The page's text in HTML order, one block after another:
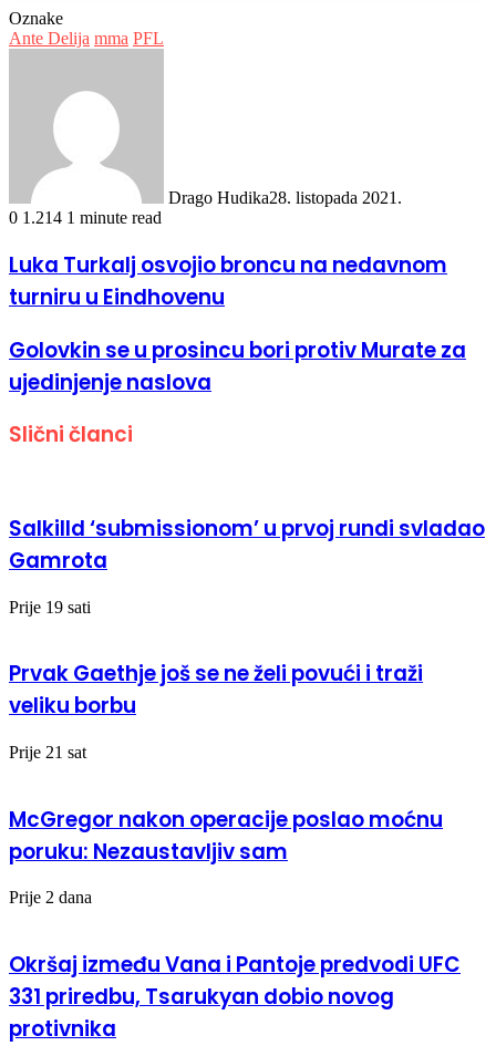
Oznake
Ante Delija mma PFL
Drago Hudika28. listopada 2021.
0 1.214 1 minute read
Luka Turkalj osvojio broncu na nedavnom
turniru u Eindhovenu
Golovkin se u prosincu bori protiv Murate za
ujedinjenje naslova
Slični članci
Salkilld ‘submissionom’ u prvoj rundi svladao
Gamrota
Prije 19 sati
Prvak Gaethje još se ne želi povući i traži
veliku borbu
Prije 21 sat
McGregor nakon operacije poslao moćnu
poruku: Nezaustavljiv sam
Prije 2 dana
Okršaj između Vana i Pantoje predvodi UFC
331 priredbu, Tsarukyan dobio novog
protivnika